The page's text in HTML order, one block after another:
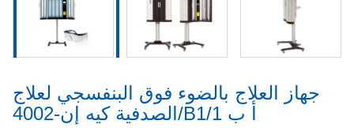
جهاز العلاج بالضوء فوق البنفسجي لعلاج
الصدفية كيه إن-4002/B1/أ ب 1